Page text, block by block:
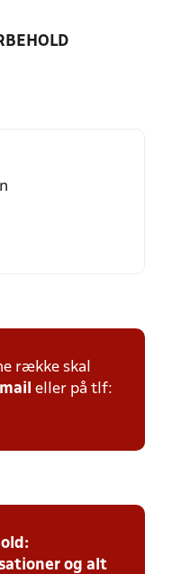
række skal
mail eller på tlf:
og alt